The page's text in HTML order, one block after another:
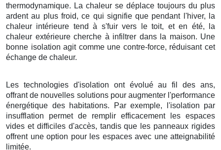
thermodynamique. La chaleur se déplace toujours du plus
ardent au plus froid, ce qui signifie que pendant l'hiver, la
chaleur intérieure tend à s'fuir vers le toit, et en été, la
chaleur extérieure cherche à infiltrer dans la maison. Une
bonne isolation agit comme une contre-force, réduisant cet
échange de chaleur.
Les technologies d'isolation ont évolué au fil des ans,
offrant de nouvelles solutions pour augmenter l'performance
énergétique des habitations. Par exemple, l'isolation par
insufflation permet de remplir efficacement les espaces
vides et difficiles d'accès, tandis que les panneaux rigides
offrent une option pour les espaces avec une atteignabilité
limitée.